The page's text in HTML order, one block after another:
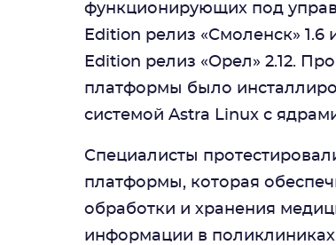
функционирующих под
Edition релиз «Смоленск»
Edition релиз «Орел» 2.12.
платформы было
системой Astra Linux с
Специалисты
платформы, которая
обработки и хранения
информации в